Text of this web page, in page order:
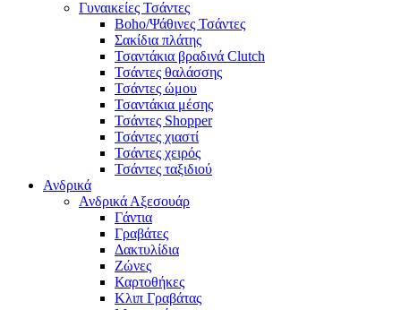
Γυναικείες Τσάντες
Boho/Ψάθινες Τσάντες
Σακίδια πλάτης
Τσαντάκια βραδινά Clutch
Τσάντες θαλάσσης
Τσάντες ώμου
Τσαντάκια μέσης
Τσάντες Shopper
Τσάντες χιαστί
Τσάντες χειρός
Τσάντες ταξιδιού
Ανδρικά
Ανδρικά Αξεσουάρ
Γάντια
Γραβάτες
Δακτυλίδια
Ζώνες
Καρτοθήκες
Κλιπ Γραβάτας